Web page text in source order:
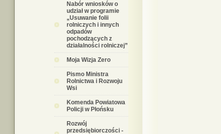
Nabór wniosków o
udział w programie
„Usuwanie folii
rolniczych i innych
odpadów
pochodzących z
działalności rolniczej”
Moja Wizja Zero
Pismo Ministra
Rolnictwa i Rozwoju
Wsi
Komenda Powiatowa
Policji w Płońsku
Rozwój
przedsiębiorczości -